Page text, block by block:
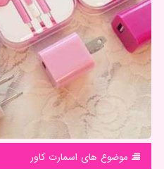
موضوع های اسمارت كاور